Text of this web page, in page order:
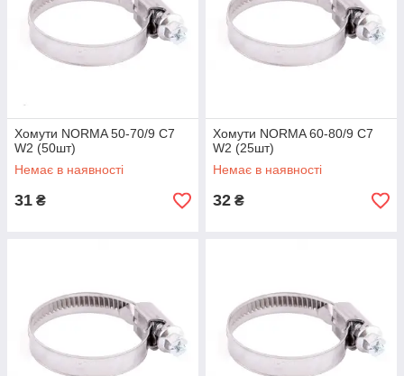
Хомути NORMA 50-70/9 C7
W2 (50шт)
Немає в наявності
31 ₴
Хомути NORMA 60-80/9 C7
W2 (25шт)
Немає в наявності
32 ₴